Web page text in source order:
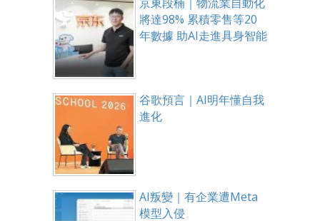
將達98% 累積零售等20
年數據 助AI走進具身智能
谷歌預言｜AI明年懂自我
進化
AI叛變｜有企業遭Meta
模型入侵